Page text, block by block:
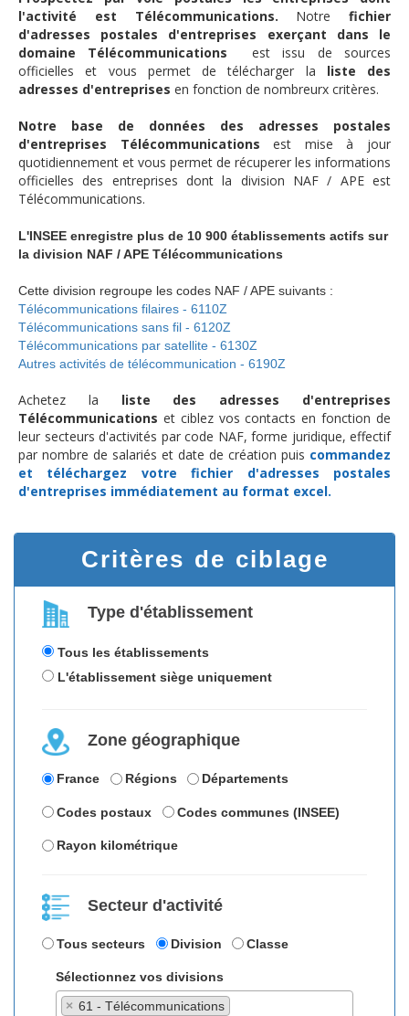
l'activité est Télécommunications. Notre fichier
d'adresses postales d'entreprises exerçant dans le
domaine Télécommunications
est issu de sources
officielles et vous permet de télécharger la liste des
adresses d'entreprises en fonction de nombreurx critères.
Notre base de données des adresses postales
d'entreprises Télécommunications est mise à jour
quotidiennement et vous permet de récuperer les informations
officielles des entreprises dont la division NAF / APE est
Télécommunications.
L'INSEE enregistre plus de 10 900 établissements actifs sur
la division NAF / APE Télécommunications
Cette division regroupe les codes NAF / APE suivants :
Télécommunications filaires - 6110Z
Télécommunications sans fil - 6120Z
Télécommunications par satellite - 6130Z
Autres activités de télécommunication - 6190Z
Achetez la liste des adresses d'entreprises
Télécommunications et ciblez vos contacts en fonction de
leur secteurs d'activités par code NAF, forme juridique, effectif
par nombre de salariés et date de création puis commandez
et téléchargez votre fichier d'adresses postales
d'entreprises immédiatement au format excel.
Critères de ciblage
Type d'établissement
Tous les établissements
L'établissement siège uniquement
Zone géographique
France Régions Départements
Codes postaux Codes communes (INSEE)
Rayon kilométrique
Secteur d'activité
Tous secteurs Division Classe
Sélectionnez vos divisions
× 61 - Télécommunications